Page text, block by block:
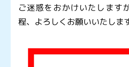
ご迷惑をおかけいたします
程、よろしくお願いいたしま